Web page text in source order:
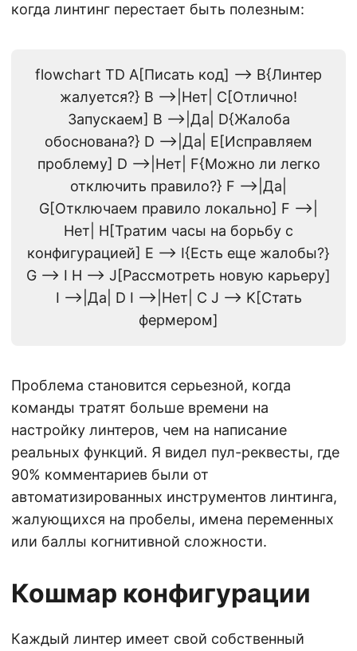
когда линтинг перестает быть полезным:
flowchart TD A[Писать код] --> B{Линтер
жалуется?} B -->|Нет| C[Отлично!
Запускаем] B -->|Да| D{Жалоба
обоснована?} D -->|Да| E[Исправляем
проблему] D -->|Нет| F{Можно ли легко
отключить правило?} F -->|Да|
G[Отключаем правило локально] F -->|
Нет| H[Тратим часы на борьбу с
конфигурацией] E --> I{Есть еще жалобы?}
G --> I H --> J[Рассмотреть новую карьеру]
I -->|Да| D I -->|Нет| C J --> K[Стать
фермером]
Проблема становится серьезной, когда
команды тратят больше времени на
настройку линтеров, чем на написание
реальных функций. Я видел пул-реквесты, где
90% комментариев были от
автоматизированных инструментов линтинга,
жалующихся на пробелы, имена переменных
или баллы когнитивной сложности.
Кошмар конфигурации
Каждый линтер имеет свой собственный